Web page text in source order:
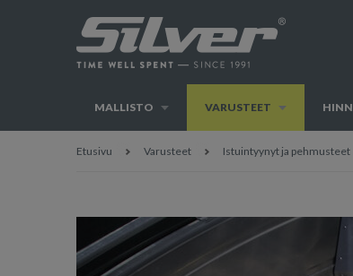
MALLISTO VARUSTEET
Etusivu Varusteet Istuintyynyt ja pehmusteet